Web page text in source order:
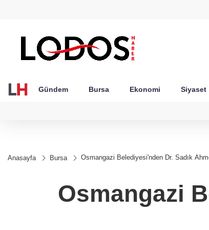
Gündem Bursa Ekonomi Siyaset
Anasayfa Bursa Osmangazi Belediyesi'nden Dr. Sadık
Osmangazi